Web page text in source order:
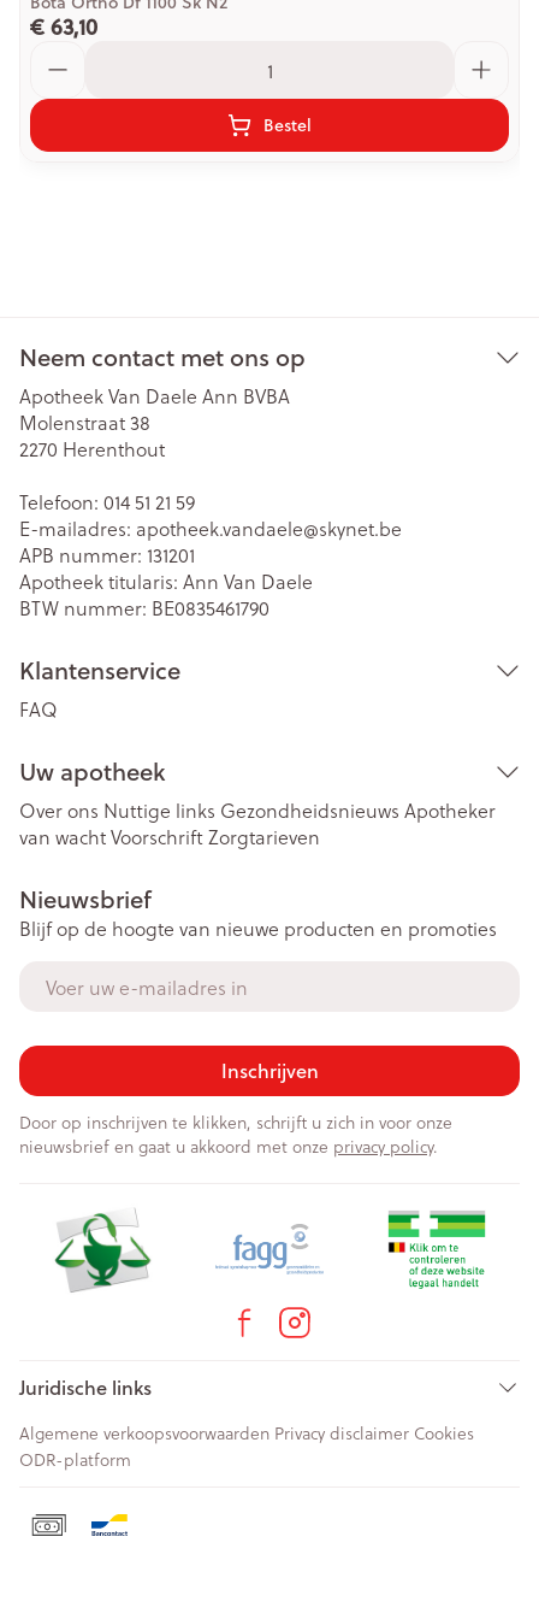
€ 63,10
Bestel
Neem contact met ons op
Apotheek Van Daele Ann BVBA
Molenstraat 38
2270 Herenthout
Telefoon: 014 51 21 59
E-mailadres: apotheek.vandaele@skynet.be
APB nummer: 131201
Apotheek titularis: Ann Van Daele
BTW nummer: BE0835461790
Klantenservice
FAQ
Uw apotheek
Over ons Nuttige links Gezondheidsnieuws Apotheker
van wachtVoorschriftZorgtarieven
Nieuwsbrief
Blijf op de hoogte van nieuwe producten en promoties
Inschrijven
Door op inschrijven te klikken, schrijft u zich in voor onze
nieuwsbrief en gaat u akkoord met onze privacy policy.
Juridische links
Algemene verkoopsvoorwaarden Privacy disclaimer Cookies
ODR-platform